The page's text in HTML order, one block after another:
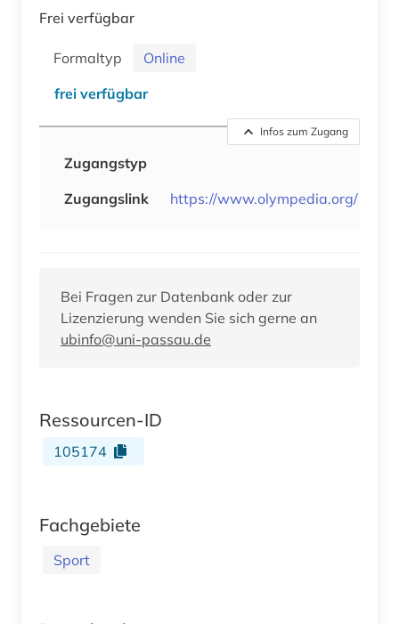
Frei verfügbar
Formaltyp
Online
frei verfügbar
Infos zum Zugang
Zugangstyp
Zugangslink
https://www.olympedia.org/
Bei Fragen zur Datenbank oder zur
Lizenzierung wenden Sie sich gerne an
ubinfo@uni-passau.de
Ressourcen-ID
105174
Fachgebiete
Sport